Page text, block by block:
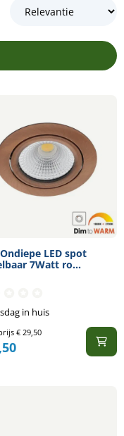
LED spot
7Watt ro...
in huis
€29,50